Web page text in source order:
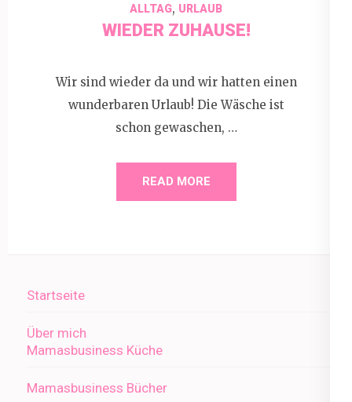
ALLTAG, URLAUB
WIEDER ZUHAUSE!
Wir sind wieder da und wir hatten einen
wunderbaren Urlaub! Die Wäsche ist
schon gewaschen, …
READ MORE
Startseite
Über mich
Mamasbusiness Küche
Mamasbusiness Bücher